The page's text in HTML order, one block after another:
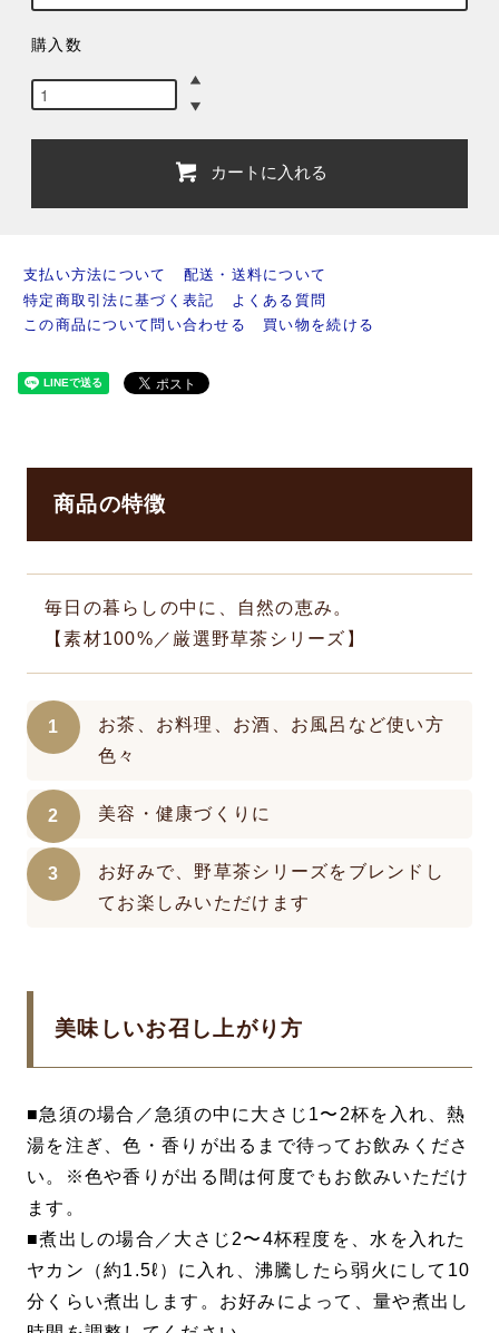
購入数
カートに入れる
支払い方法について
配送・送料について
特定商取引法に基づく表記
よくある質問
この商品について問い合わせる
買い物を続ける
商品の特徴
毎日の暮らしの中に、自然の恵み。
【素材100%／厳選野草茶シリーズ】
お茶、お料理、お酒、お風呂など使い方
色々
美容・健康づくりに
お好みで、野草茶シリーズをブレンドし
てお楽しみいただけます
美味しいお召し上がり方
■急須の場合／急須の中に大さじ1〜2杯を入れ、熱
湯を注ぎ、色・香りが出るまで待ってお飲みくださ
い。※色や香りが出る間は何度でもお飲みいただけ
ます。
■煮出しの場合／大さじ2〜4杯程度を、水を入れた
ヤカン（約1.5ℓ）に入れ、沸騰したら弱火にして10
分くらい煮出します。お好みによって、量や煮出し